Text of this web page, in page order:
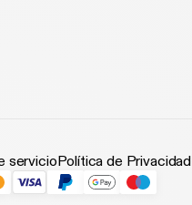
servicioPolítica de Privacidad